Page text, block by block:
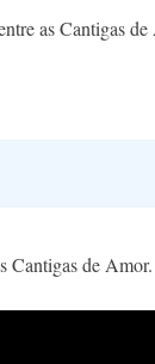
as Cantigas
Cantigas de Amor.